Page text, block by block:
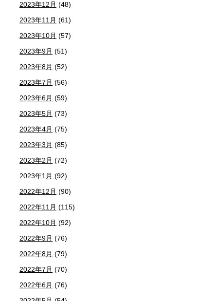
2023年12月 (48)
2023年11月 (61)
2023年10月 (57)
2023年9月 (51)
2023年8月 (52)
2023年7月 (56)
2023年6月 (59)
2023年5月 (73)
2023年4月 (75)
2023年3月 (85)
2023年2月 (72)
2023年1月 (92)
2022年12月 (90)
2022年11月 (115)
2022年10月 (92)
2022年9月 (76)
2022年8月 (79)
2022年7月 (70)
2022年6月 (76)